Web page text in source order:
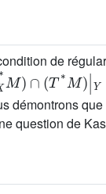
de
M)∩(T*M)|Y⊆T
démontrons
question de